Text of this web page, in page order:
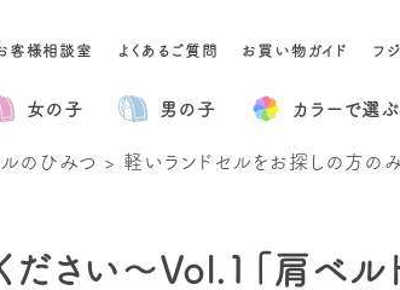
客様相談室 よくあるご質問 お買い物ガイド フ
女の子 男の子 カラー で選ぶ
ルのひみつ > 軽いランドセルをお探しの方の
ださい～Vol.1「肩ベル